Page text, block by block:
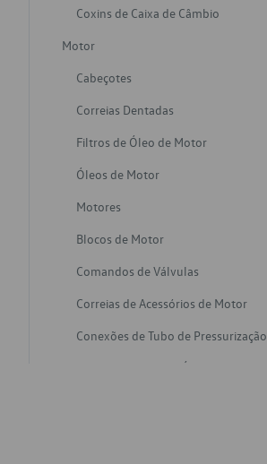
Coxins de Caixa de Câmbio
Motor
Cabeçotes
Correias Dentadas
Filtros de Óleo de Motor
Óleos de Motor
Motores
Blocos de Motor
Comandos de Válvulas
Correias de Acessórios de Motor
Conexões de Tubo de Pressurização
Varetas de Nivel de Óleo